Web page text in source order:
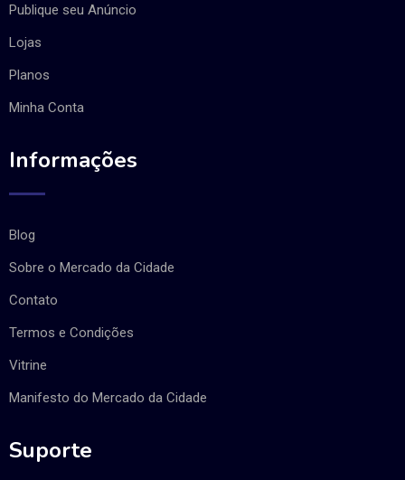
Publique seu Anúncio
Lojas
Planos
Minha Conta
Informações
Blog
Sobre o Mercado da Cidade
Contato
Termos e Condições
Vitrine
Manifesto do Mercado da Cidade
Suporte